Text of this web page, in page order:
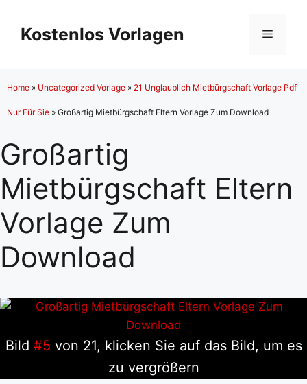
Inhalt
springen
Kostenlos Vorlagen Menü
Home » Uncategorized Vorlage » 21 Unglaublich Mietbürgschaft Vorlage Pdf
Nur Für Sie » Großartig Mietbürgschaft Eltern Vorlage Zum Download
Großartig
Mietbürgschaft Eltern
Vorlage Zum
Download
Bild #5 von 21, klicken Sie auf das Bild, um es
zu vergrößern